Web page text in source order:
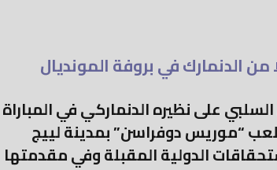
الدنمارك في بروفة المونديال
على نظيره الدنماركي في المباراة
“موريس دوفراسن” بمدينة لييج
الدولية المقبلة وفي مقدمتها